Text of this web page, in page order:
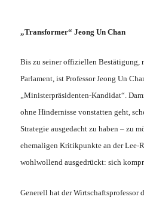
„Transformer“ Jeong Un Chan
Bis zu seiner offiziellen Bestätigung,
Parlament, ist Professor Jeong Un
„Ministerpräsidenten-Kandidat“.
ohne Hindernisse vonstatten geht,
Strategie ausgedacht zu haben – zu
ehemaligen Kritikpunkte an der Lee-
wohlwollend ausgedrückt: sich
Generell hat der